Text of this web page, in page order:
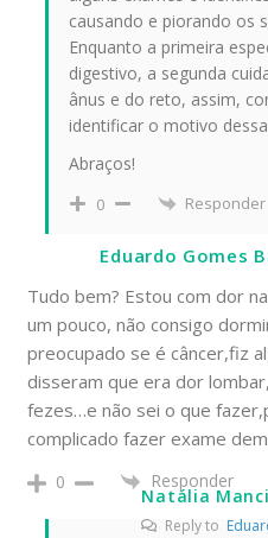
causando e piorando os
Enquanto a primeira
digestivo, a segunda
ânus e do reto, assim,
identificar o motivo
Abraços!
0 Responder
Eduardo Gomes
Tudo bem? Estou com dor
um pouco, não consigo
preocupado se é câncer,fiz
disseram que era dor
fezes…e não sei o que
complicado fazer exame
0 Responder
Natália
Reply to